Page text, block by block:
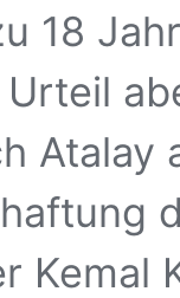
18
Atalay
Kemal